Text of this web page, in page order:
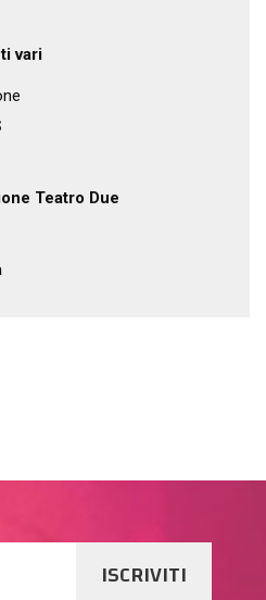
vari
Teatro Due
ISCRIVITI